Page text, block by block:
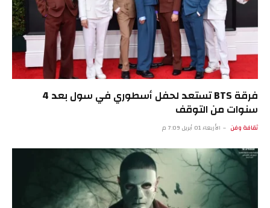
فرقة BTS تستعد لحفل أسطوري في سول بعد 4
سنوات من التوقف
ثقافة وفن الأربعاء 01 أبريل 7:09 م